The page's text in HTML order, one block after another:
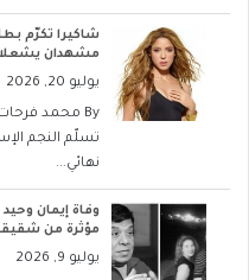
شاكيرا تكرّم
مشهدان
يوليو 20, 2026
By محمد
تسلّم النجم
نهائي...
مؤثرة من
يوليو 9, 2026